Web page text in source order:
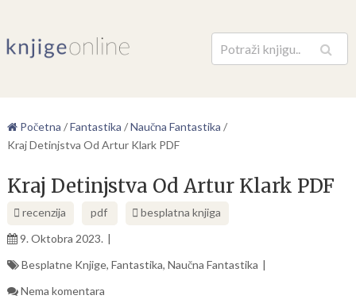
Pretraga
Početna /Fantastika /Naučna Fantastika /
Kraj Detinjstva Od Artur Klark PDF
Kraj Detinjstva Od Artur Klark PDF
recenzija pdf
besplatna knjiga
9. Oktobra 2023.
Besplatne Knjige, Fantastika, Naučna Fantastika
Nema komentara